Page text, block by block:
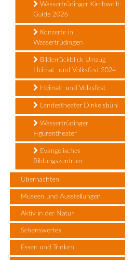
Wassertrüdinger Kirchweih-
Guide 2026
Konzerte in
Wassertrüdingen
Bilderrückblick Umzug
Heimat- und Volksfest 2024
Heimat- und Volksfest
Landestheater Dinkelsbühl
Wassertrüdinger
Figurentheater
Evangelisches
Bildungszentrum
Übernachten
Museen und Ausstellungen
Aktiv in der Natur
Sehenswertes
Essen und Trinken